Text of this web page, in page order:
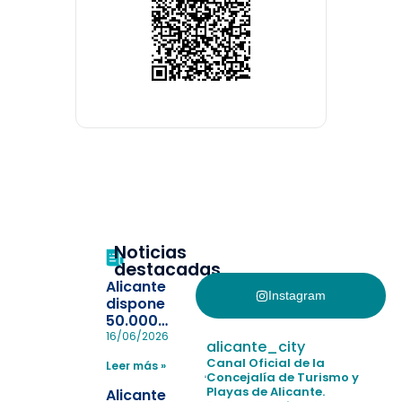
Noticias
destacadas
Alicante
dispone
50.000
pulseras
la
pérdida de niños
16/06/2026
Leer más »
Alicante
Instagram
alicante_city
Canal Oficial de la
Concejalía de Turismo y
Playas de Alicante.